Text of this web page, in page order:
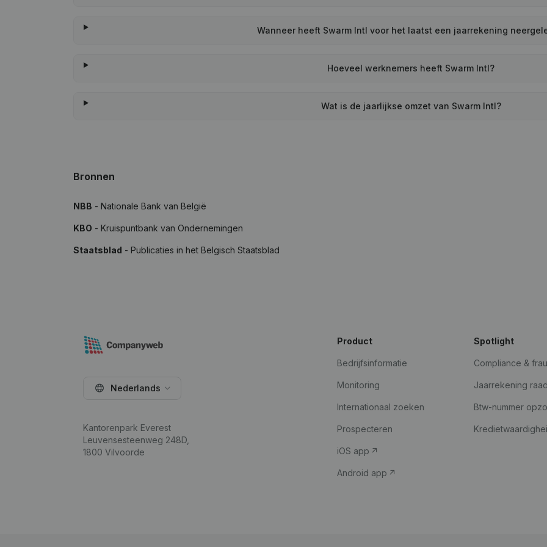
Wanneer heeft Swarm Intl voor het laatst een jaarrekening
Hoeveel werknemers heeft Swarm Intl?
Wat is de jaarlijkse omzet van Swarm Intl?
Bronnen
NBB - Nationale Bank van België
KBO - Kruispuntbank van Ondernemingen
Staatsblad - Publicaties in het Belgisch Staatsblad
Nederlands
Kantorenpark Everest
Leuvensesteenweg 248D,
1800 Vilvoorde
Product
Bedrijfsinformatie
Monitoring
Internationaal zoeken
Prospecteren
iOS app
Android app
Spotlight
Compliance &
Jaarrekening
Btw-nummer